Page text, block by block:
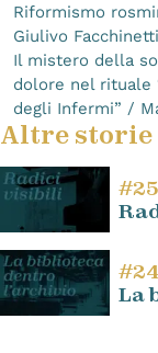
Riformismo
Giulivo
Il mistero della
dolore nel rituale
degli Infermi” /
Altre storie
#25
#24
La